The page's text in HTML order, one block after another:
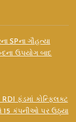
SPના ગૌહત્યા
ઉપયોગ બાદ
ફંડમાં કોન્ફ્લિક્ટ
15 કંપનીઓ પર ઉઠ્યા